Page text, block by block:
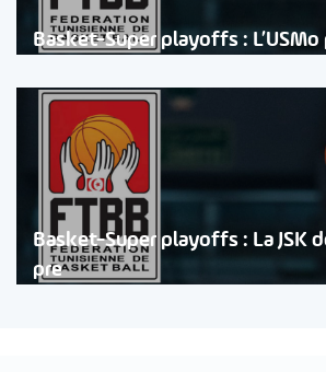
Basket-Super playoffs :
Basket-Super playoffs : La JSK
pre